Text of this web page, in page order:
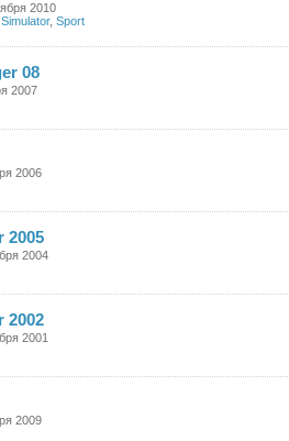
2010
Simulator, Sport
08
2007
2006
2005
2004
2002
2001
2009